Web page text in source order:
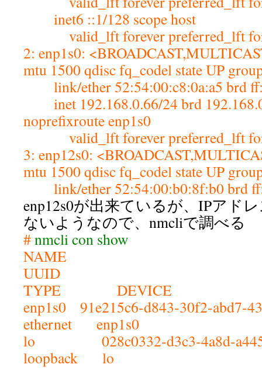
inet6 ::1/128 scope host
valid_lft forever preferred_lft
2: enp1s0:
mtu 1500 qdisc fq_codel state UP
link/ether 52:54:00:c8:0a:a5 brd
inet 192.168.0.66/24 brd
noprefixroute enp1s0
valid_lft forever preferred_lft
3: enp12s0:
mtu 1500 qdisc fq_codel state UP
link/ether 52:54:00:b0:8f:b0 brd
enp12s0が出来ているが、IPアド
ないようなので、nmcliで調べる
#nmcli con show
NAME
TYPE DEVICE
enp1s0 91e215c6-d843-30f2-
ethernet enp1s0
lo 028c0332-d3c3-4a8d-
loopback lo